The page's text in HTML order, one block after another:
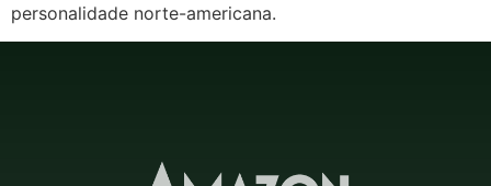
personalidade norte-americana.